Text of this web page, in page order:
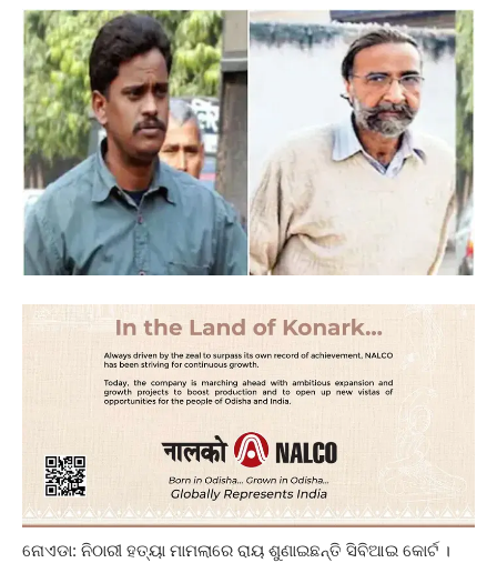
ନୋଏଡା: ନିଠାରୀ ହତ୍ୟା ମାମଲାରେ ରାୟ ଶୁଣାଇଛନ୍ତି ସିବିଆଇ କୋର୍ଟ ।